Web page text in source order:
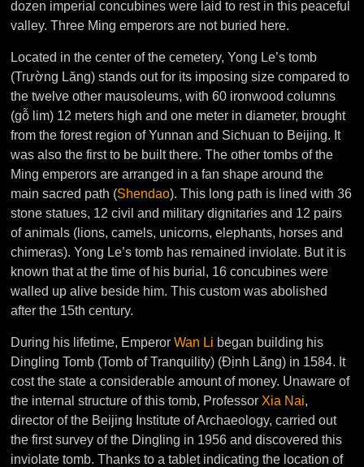
dozen imperial concubines were laid to rest in this peaceful
valley. Three Ming emperors are not buried here.
Located in the center of the cemetery, Yong Le’s tomb
(Trường Lăng) stands out for its imposing size compared to
the twelve other mausoleums, with 60 ironwood columns
(gỗ lim) 12 meters high and one meter in diameter, brought
from the forest region of Yunnan and Sichuan to Beijing. It
was also the first to be built there. The other tombs of the
Ming emperors are arranged in a fan shape around the
main sacred path (Shendao). This long path is lined with 36
stone statues, 12 civil and military dignitaries and 12 pairs
of animals (lions, camels, unicorns, elephants, horses and
chimeras). Yong Le’s tomb has remained inviolate. But it is
known that at the time of his burial, 16 concubines were
walled up alive beside him. This custom was abolished
after the 15th century.
During his lifetime, EmperorWan Li began building his
Dingling Tomb (Tomb of Tranquility) (Định Lăng) in 1584. It
cost the state a considerable amount of money. Unaware of
the internal structure of this tomb, Professor Xia Nai,
director of the Beijing Institute of Archaeology, carried out
the first survey of the Dingling in 1956 and discovered this
inviolate tomb. Thanks to a tablet indicating the location of